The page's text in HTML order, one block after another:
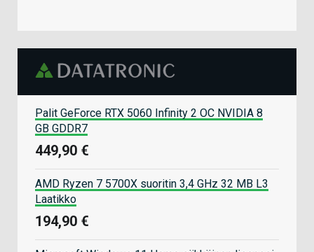
Palit GeForce RTX 5060 Infinity 2 OC NVIDIA 8
GB GDDR7
449,90 €
AMD Ryzen 7 5700X suoritin 3,4 GHz 32 MB L3
Laatikko
194,90 €